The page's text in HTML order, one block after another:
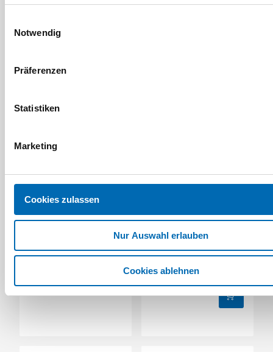
Notwendig
Präferenzen
Statistiken
Marketing
Cookies zulassen
Nur Auswahl erlauben
Cookies ablehnen
Pewag
GSCHW
3 Ausführungen
Pewag
Beton-Hartstahlnägel
VZ
Artikel-Nr. SE005621